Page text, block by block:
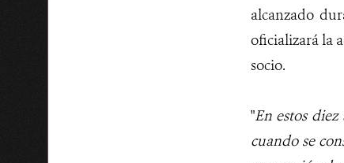
alcanzado
oficializará la
socio.
"En estos
cuando se